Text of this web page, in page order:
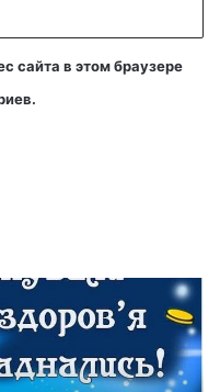
сайта в этом браузере